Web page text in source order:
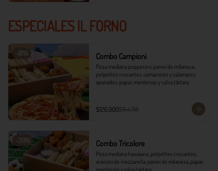
ESPECIALES IL FORNO
-18% Combo Campioni
Pizza mediana pepperoni, panini de milanesa,
polpettes crocantes, camarones y calamares
apanados, papas monterojo y salsa tártara.
$126.900$154.718
-20% Combo Tricolore
Pizza mediana hawaiana, polpettes crocantes,
arancini de mozzarella, panini de milanesa, papas
monterojo y salsa tártara.